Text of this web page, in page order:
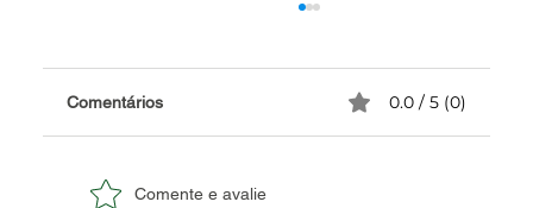
Comentários 0.0 / 5 (0)
Comente e avalie